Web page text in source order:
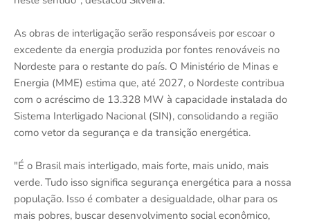
As obras de interligação serão responsáveis por escoar o
excedente da energia produzida por fontes renováveis no
Nordeste para o restante do país. O Ministério de Minas e
Energia (MME) estima que, até 2027, o Nordeste contribua
com o acréscimo de 13.328 MW à capacidade instalada do
Sistema Interligado Nacional (SIN), consolidando a região
como vetor da segurança e da transição energética.
"É o Brasil mais interligado, mais forte, mais unido, mais
verde. Tudo isso significa segurança energética para a nossa
população. Isso é combater a desigualdade, olhar para os
mais pobres, buscar desenvolvimento social econômico,